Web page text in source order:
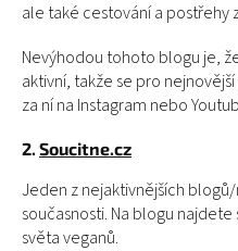
ale také cestování a postřehy
Nevýhodou tohoto blogu je,
aktivní, takže se pro
za ní na Instagram nebo
2. Soucitne.cz
Jeden z nejaktivnějších
současnosti. Na blogu
světa veganů.